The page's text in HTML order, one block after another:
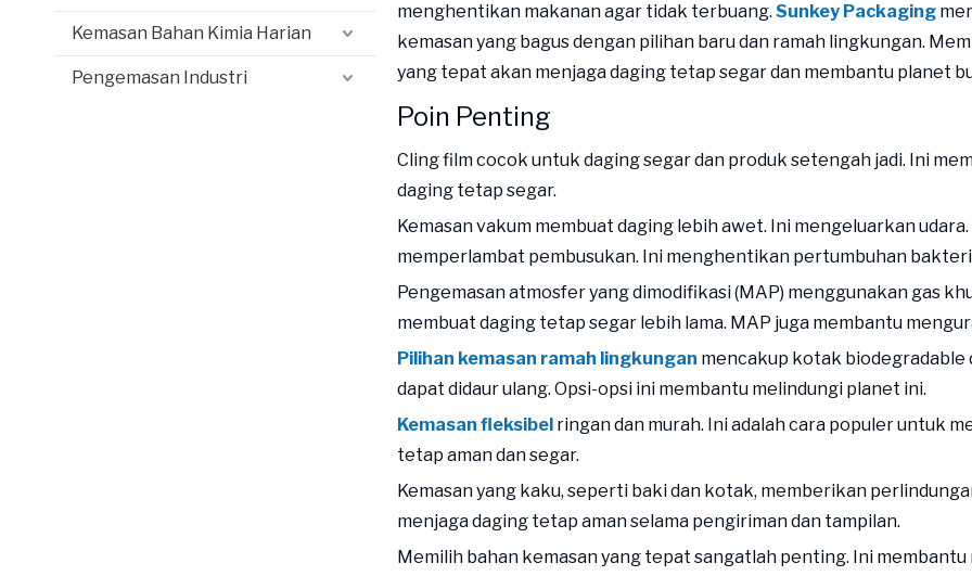
Kemasan Bahan Kimia Harian
Pengemasan Industri
menghentikan makanan agar tidak terbuang. Sunkey Packaging
kemasan yang bagus dengan pilihan baru dan ramah lingkungan.
yang tepat akan menjaga daging tetap segar dan membantu planet
Poin Penting
Cling film cocok untuk daging segar dan produk setengah jadi. Ini
daging tetap segar.
Kemasan vakum membuat daging lebih awet. Ini mengeluarkan udara.
memperlambat pembusukan. Ini menghentikan pertumbuhan
Pengemasan atmosfer yang dimodifikasi (MAP) menggunakan gas
membuat daging tetap segar lebih lama. MAP juga membantu
Pilihan kemasan ramah lingkungan mencakup kotak biodegradable
dapat didaur ulang. Opsi-opsi ini membantu melindungi planet ini.
Kemasan fleksibel ringan dan murah. Ini adalah cara populer untuk
tetap aman dan segar.
Kemasan yang kaku, seperti baki dan kotak, memberikan
menjaga daging tetap aman selama pengiriman dan tampilan.
Memilih bahan kemasan yang tepat sangatlah penting. Ini membantu